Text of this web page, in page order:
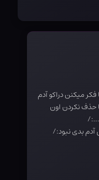
میکنن دراکو آدم
حذف نکردن اون
بدی نبود:/